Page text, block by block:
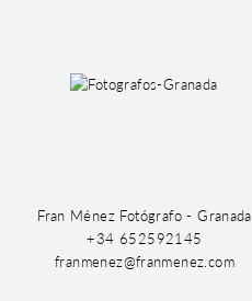
Fran Ménez Fotógrafo - Granada
+34 652592145
franmenez@franmenez.com